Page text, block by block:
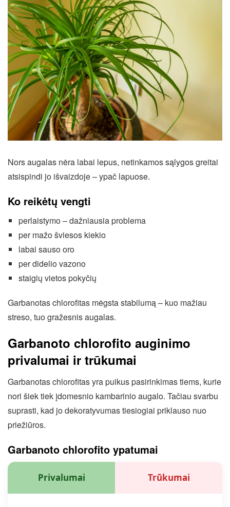
Nors augalas nėra labai lepus, netinkamos sąlygos greitai
atsispindi jo išvaizdoje – ypač lapuose.
Ko reikėtų vengti
perlaistymo – dažniausia problema
per mažo šviesos kiekio
labai sauso oro
per didelio vazono
staigių vietos pokyčių
Garbanotas chlorofitas mėgsta stabilumą – kuo mažiau
streso, tuo gražesnis augalas.
Garbanoto chlorofito auginimo
privalumai ir trūkumai
Garbanotas chlorofitas yra puikus pasirinkimas tiems, kurie
nori šiek tiek įdomesnio kambarinio augalo. Tačiau svarbu
suprasti, kad jo dekoratyvumas tiesiogiai priklauso nuo
priežiūros.
Garbanoto chlorofito ypatumai
Privalumai Trūkumai